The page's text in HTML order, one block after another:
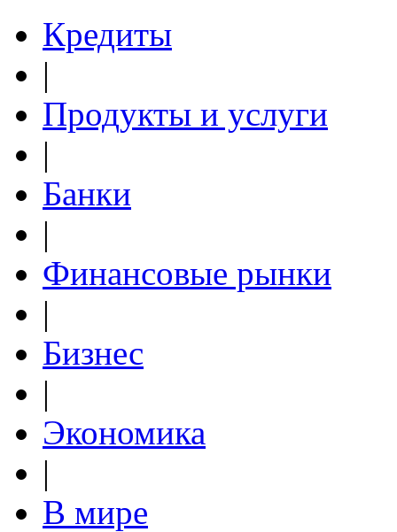
Кредиты
|
Продукты и услуги
|
Банки
|
Финансовые рынки
|
Бизнес
|
Экономика
|
В мире